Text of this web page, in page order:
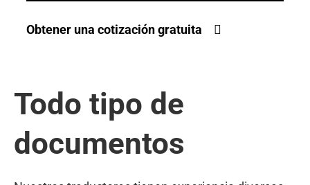
Obtener una cotización gratuita
Todo tipo de
documentos